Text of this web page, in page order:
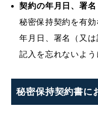
契約の年月日、署
秘密保持契約を有
年月日、署名（又は
記入を忘れないよう
秘密保持契約書に